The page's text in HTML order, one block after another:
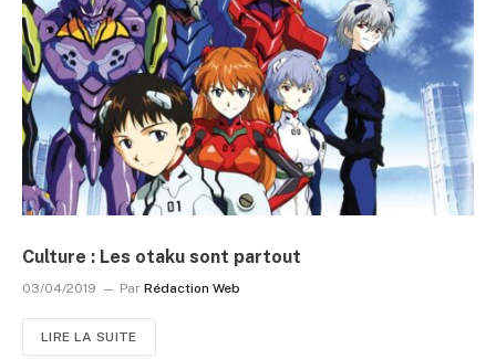
Culture : Les otaku sont partout
03/04/2019 Par Rédaction Web
LIRE LA SUITE